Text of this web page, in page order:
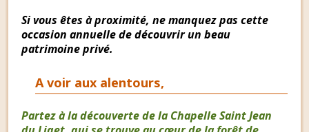
Si vous êtes à proximité, ne manquez pas cette
occasion annuelle de découvrir un beau
patrimoine privé.
A voir aux alentours,
Partez à la découverte de la Chapelle Saint Jean